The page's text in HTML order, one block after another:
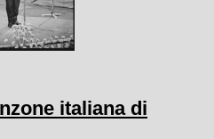
italiana di